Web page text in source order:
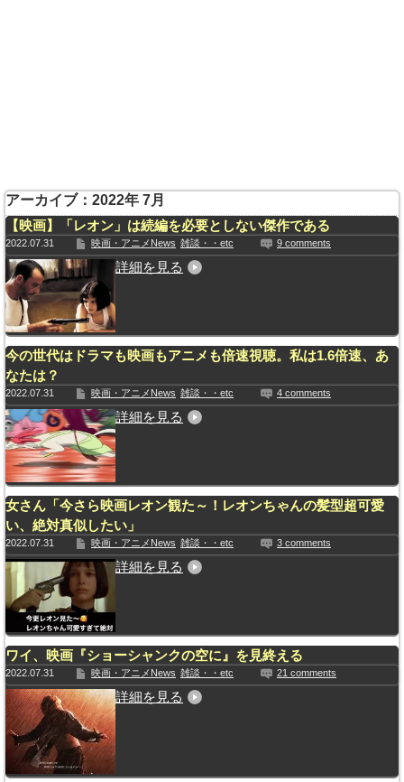
アーカイブ：2022年 7月
【映画】「レオン」は続編を必要としない傑作である
2022.07.31 映画・アニメNews 雑談・・etc 9 comments
詳細を見る
今の世代はドラマも映画もアニメも倍速視聴。私は1.6倍速、あ
なたは？
2022.07.31 映画・アニメNews 雑談・・etc 4 comments
詳細を見る
女さん「今さら映画レオン観た～！レオンちゃんの髪型超可愛
い、絶対真似したい」
2022.07.31 映画・アニメNews 雑談・・etc 3 comments
詳細を見る
ワイ、映画『ショーシャンクの空に』を見終える
2022.07.31 映画・アニメNews 雑談・・etc 21 comments
詳細を見る